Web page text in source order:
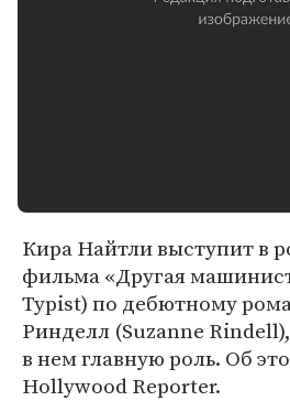
Кира Найтли выступит в
фильма «Другая
Typist) по дебютному
Ринделл (Suzanne
в нем главную роль. Об
Hollywood Reporter.